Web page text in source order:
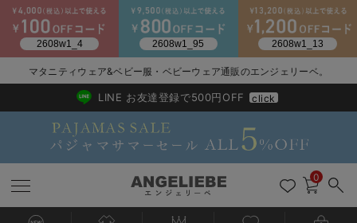
マタニティウェア&ベビー服・ベビーウェア通販のエンジェリーベ。
2026/NewArrival
送料495円(一部地域を除く) 7,700円以上で送料無料
LINE お友達登録で500円OFF click
0